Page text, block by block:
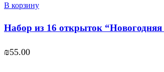
В корзину
Набор из 16 открыток “Новогодняя
₪55.00